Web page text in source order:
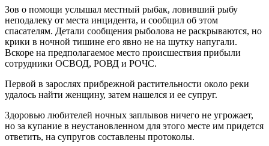
Зов о помощи услышал местный рыбак, ловивший рыбу
неподалеку от места инцидента, и сообщил об этом
спасателям. Детали сообщения рыболова не раскрываются, но
крики в ночной тишине его явно не на шутку напугали.
Вскоре на предполагаемое место происшествия прибыли
сотрудники ОСВОД, РОВД и РОЧС.
Первой в зарослях прибрежной растительности около реки
удалось найти женщину, затем нашелся и ее супруг.
Здоровью любителей ночных заплывов ничего не угрожает,
но за купание в неустановленном для этого месте им придется
ответить, на супругов составлены протоколы.